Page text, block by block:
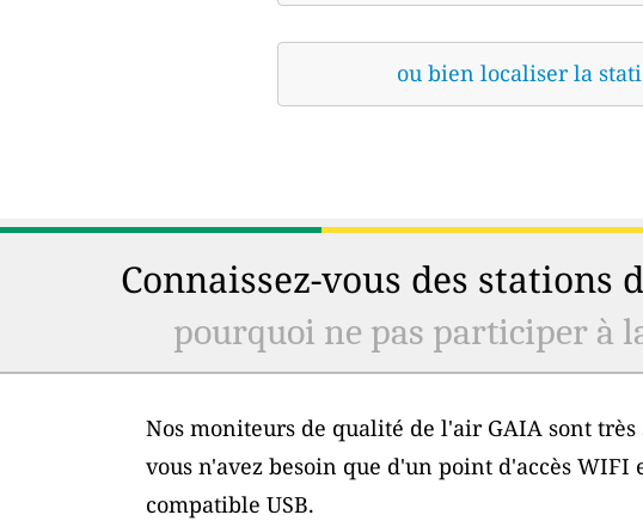
ou bien localiser la
Connaissez-vous des stations
pourquoi ne pas participer à
Nos moniteurs de qualité de l'air GAIA sont
vous n'avez besoin que d'un point d'accès
compatible USB.